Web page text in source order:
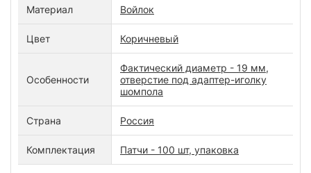
Материал Войлок
Цвет Коричневый
Особенности
Фактический диаметр - 19 мм,
отверстие под адаптер-иголку
шомпола
Страна Россия
Комплектация Патчи - 100 шт, упаковка